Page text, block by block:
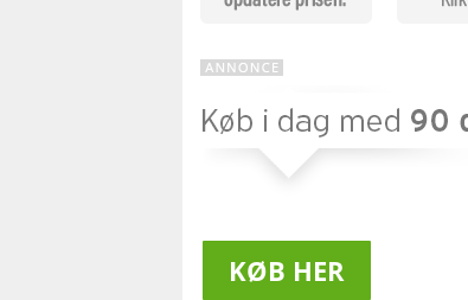
KØB HER